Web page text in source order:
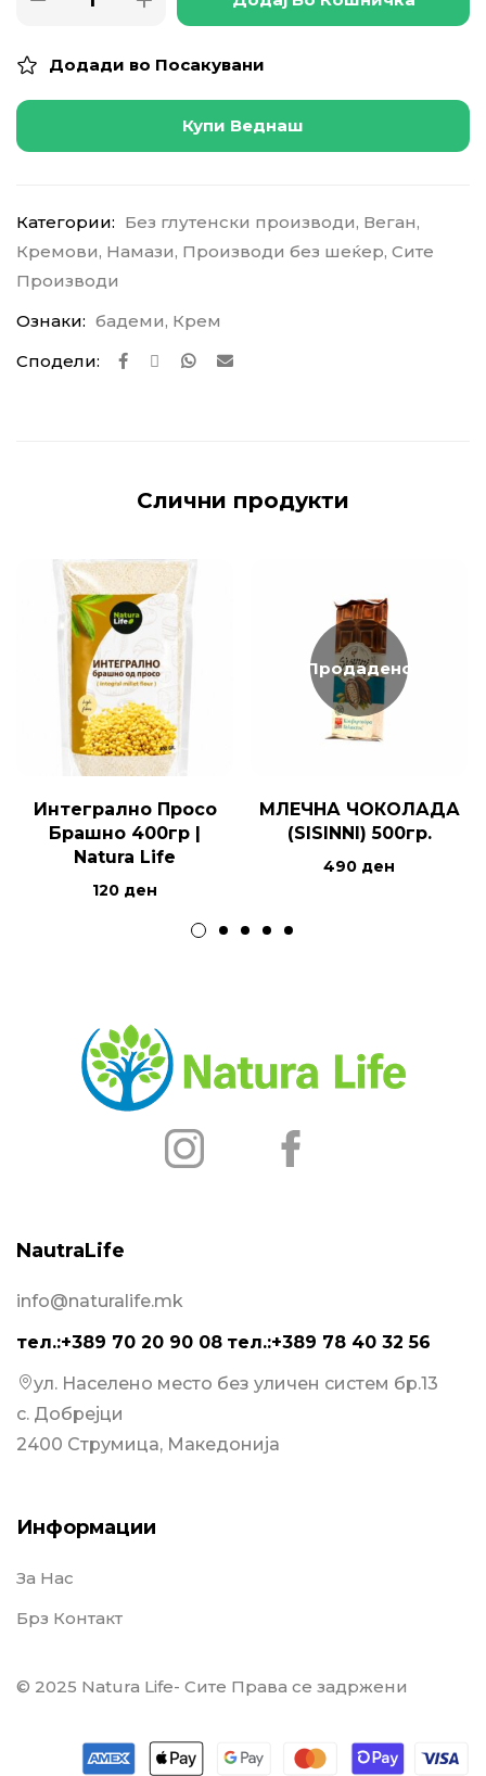
Додади во Посакувани
Купи Веднаш
Категории: Без глутенски производи, Веган,
Кремови, Намази, Производи без шеќер, Сите
Производи
Ознаки: бадеми, Крем
Сподели:
Слични продукти
Интегрално Просо
Брашно 400гр |
Natura Life
120 ден
Продадено
МЛЕЧНА ЧОКОЛАДА
(SISINNI) 500гр.
490 ден
NautraLife
info@naturalife.mk
тел.:+389 70 20 90 08 тел.:+389 78 40 32 56
ул. Населено место без уличен систем бр.13
с. Добрејци
2400 Струмица, Македонија
Информации
За Нас
Брз Контакт
© 2025 Natura Life- Сите Права се задржени